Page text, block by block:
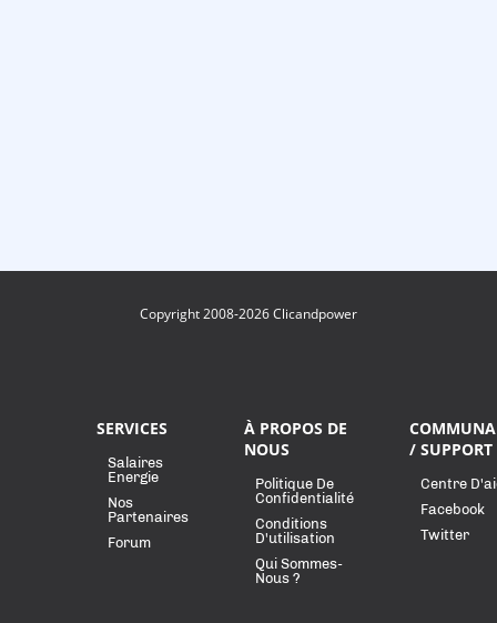
Copyright 2008-2026 Clicandpower
SERVICES
Salaires
Energie
Nos
Partenaires
Forum
À PROPOS DE
NOUS
Politique De
Confidentialité
Conditions
D'utilisation
Qui Sommes-
Nous ?
/ SUPPORT
Centre
Facebook
Twitter